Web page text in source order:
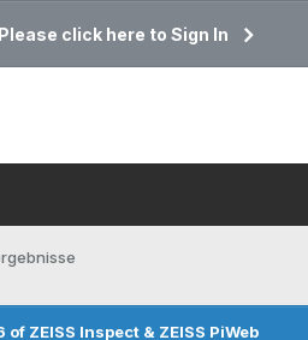
click here to Sign In
ZEISS Inspect & ZEISS PiWeb